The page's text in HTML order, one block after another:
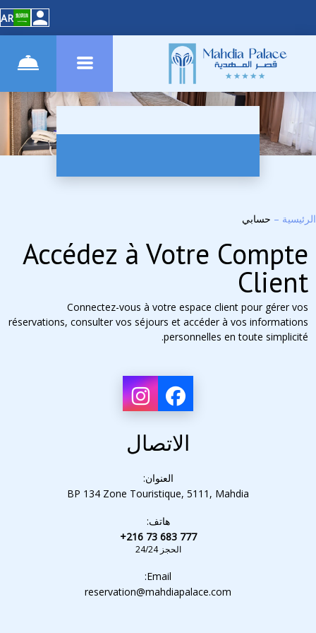
AR
الرئيسية – حسابي
Accédez à Votre Compte
Client
Connectez-vous à votre espace client pour gérer vos
réservations, consulter vos séjours et accéder à vos informations
personnelles en toute simplicité.
الاتصال
العنوان:
BP 134 Zone Touristique, 5111, Mahdia
هاتف:
+216 73 683 777
الحجز 24/24
Email:
reservation@mahdiapalace.com